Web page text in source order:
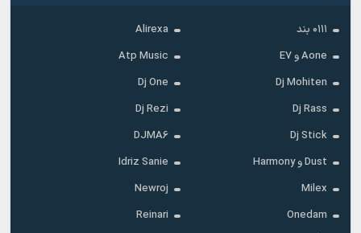
۰۱۱۱ بند
Alirexa
Aone و E7
Atp Music
Dj Mohiten
Dj One
Dj Rass
Dj Rezi
Dj Stick
DJMA6
Dust و Harmony
Idriz Sanie
Milex
Newroj
Onedam
Reinari